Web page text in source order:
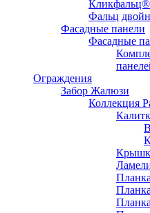
Фальц
Фасадные панели
Фасадные
Ограждения
Забор Жалюзи
Коллекция